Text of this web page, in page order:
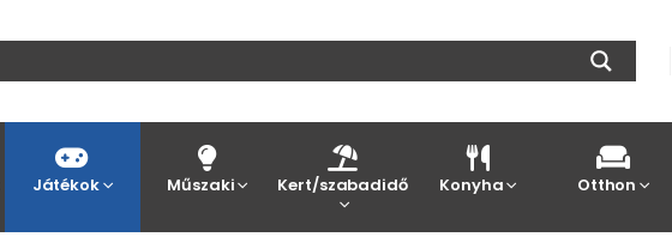
Játékok Műszaki Kert/szabadidő Konyha Otthon